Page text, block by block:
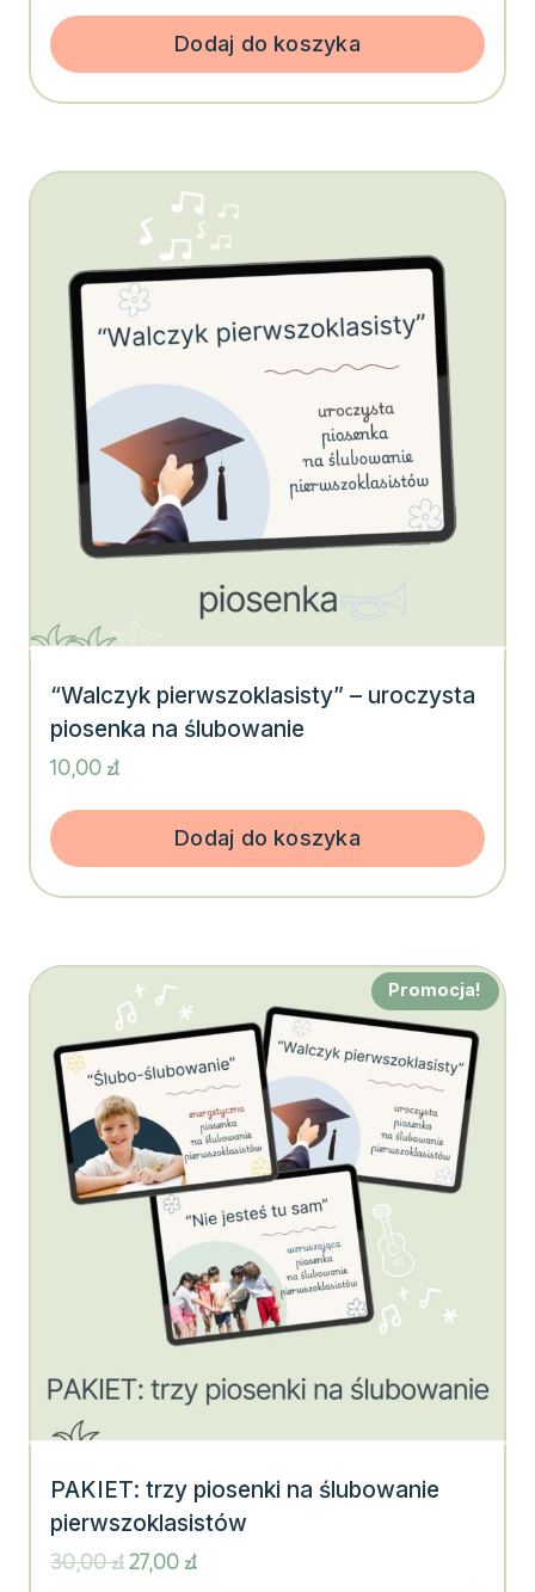
Dodaj do koszyka
“Walczyk pierwszoklasisty” – uroczysta
piosenka na ślubowanie
10,00zł
Dodaj do koszyka
Promocja!
PAKIET: trzy piosenki na ślubowanie
pierwszoklasistów
30,00złPierwotna
27,00złAktualna